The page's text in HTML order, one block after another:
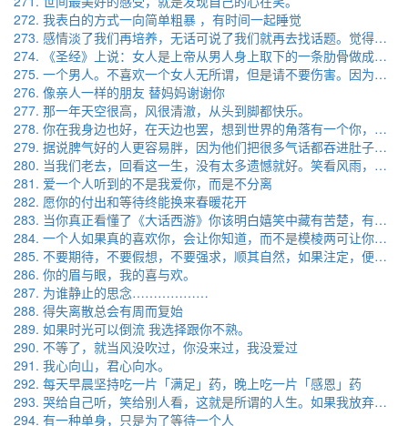
272. 我表白的方式一向简单粗暴 ，有时间一起睡觉
273. 感情淡了我们再培养，无话可说了我们就再去找话题。觉得腻了我们重新认识，要是累了就给彼此空间。人潮汹涌的，遇到你也不容易，也不想再推开了。
274. 《圣经》上说：女人是上帝从男人身上取下的一条肋骨做成的。因此，茫茫人海中，总有一个男人爱你就像爱自己的生命一样。因为，你是他身体的一部分。
275. 一个男人。不喜欢一个女人无所谓，但是请不要伤害。因为不知道那个女孩是不是会很难受会很心痛。女人会伤心难过是因为她（他）以为你会给她（他）一世安慰。而不是游戏人间
276. 像亲人一样的朋友 替妈妈谢谢你
277. 那一年天空很高，风很清澈，从头到脚都快乐。
278. 你在我身边也好，在天边也罢，想到世界的角落有一个你，觉得整个世界也变得温柔安定了。——顾城
279. 据说脾气好的人更容易胖，因为他们把很多气话都吞进肚子里，结果又不太好消化。
280. 当我们老去，回看这一生，没有太多遗憾就好。笑看风雨，平安知足，步履蹒跚，有你，有我，有孩子，仅仅如此，就好。
281. 爱一个人听到的不是我爱你，而是不分离
282. 愿你的付出和等待终能换来春暖花开
283. 当你真正看懂了《大话西游》你该明白嬉笑中藏有苦楚，有些爱终将放手。 当你听懂了《 一生所爱 》你就知道不是所有的感情都天随人愿。
284. 一个人如果真的喜欢你，会让你知道，而不是模棱两可让你去猜，一个人如果想你，千山万水也会来找你，而不是一条谁都发过的慰问信息，一个人如果在乎你，没有借口没有犹豫会陪你到底，而不是自信地认为你真能独自度过所有。你要找的那个人，他的未来里一定要有你。
285. 不要期待，不要假想，不要强求，顺其自然，如果注定，便一定会发生。最后只能遗憾的说一句，可惜不是你，陪我到最后。
286. 你的眉与眼，我的喜与欢。
287. 为谁静止的思念………………
288. 得失离散总会有周而复始
289. 如果时光可以倒流 我选择跟你不熟。
290. 不等了，就当风没吹过，你没来过，我没爱过
291. 我心向山，君心向水。
292. 每天早晨坚持吃一片「满足」药，晚上吃一片「感恩」药
293. 哭给自己听，笑给别人看，这就是所谓的人生。如果我放弃，不是因为我输了，而是因为我懂了。
294. 有一种单身，只是为了等待一个人